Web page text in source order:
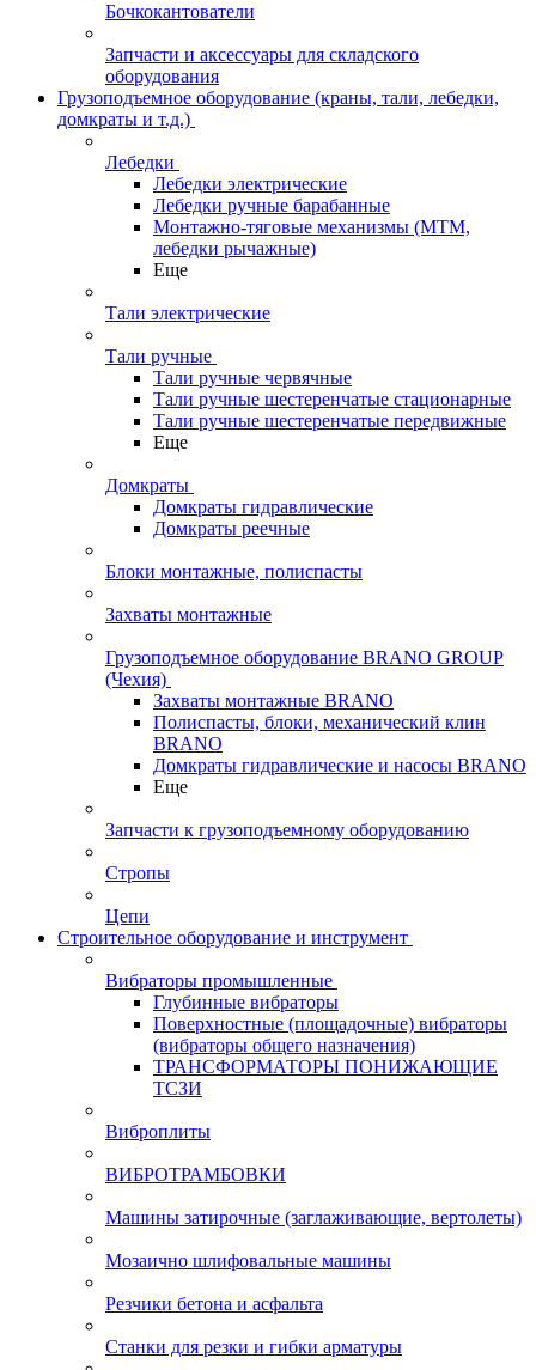
Бочкокантователи
Запчасти и аксессуары для складского
оборудования
Грузоподъемное оборудование (краны, тали, лебедки,
домкраты и т.д.)
Лебедки
Лебедки электрические
Лебедки ручные барабанные
Монтажно-тяговые механизмы (МТМ,
лебедки рычажные)
Еще
Тали электрические
Тали ручные
Тали ручные червячные
Тали ручные шестеренчатые стационарные
Тали ручные шестеренчатые передвижные
Еще
Домкраты
Домкраты гидравлические
Домкраты реечные
Блоки монтажные, полиспасты
Захваты монтажные
Грузоподъемное оборудование BRANO GROUP
(Чехия)
Захваты монтажные BRANO
Полиспасты, блоки, механический клин
BRANO
Домкраты гидравлические и насосы BRANO
Еще
Запчасти к грузоподъемному оборудованию
Стропы
Цепи
Строительное оборудование и инструмент
Вибраторы промышленные
Глубинные вибраторы
Поверхностные (площадочные) вибраторы
(вибраторы общего назначения)
ТРАНСФОРМАТОРЫ ПОНИЖАЮЩИЕ
ТСЗИ
Виброплиты
ВИБРОТРАМБОВКИ
Машины затирочные (заглаживающие, вертолеты)
Мозаично шлифовальные машины
Резчики бетона и асфальта
Станки для резки и гибки арматуры